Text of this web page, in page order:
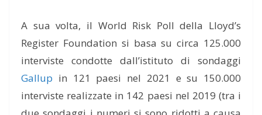
A sua volta, il World Risk Poll della Lloyd’s
Register Foundation si basa su circa 125.000
interviste condotte dall’istituto di sondaggi
Gallup in 121 paesi nel 2021 e su 150.000
interviste realizzate in 142 paesi nel 2019 (tra i